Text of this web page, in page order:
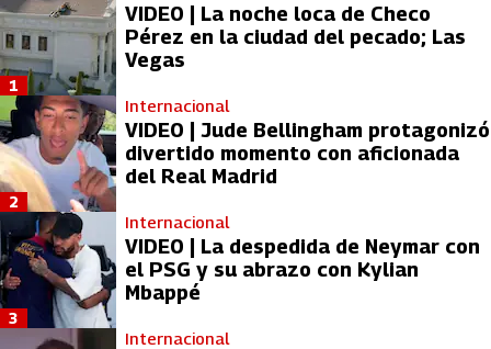
VIDEO | La noche loca de Checo
Pérez en la ciudad del pecado; Las
Vegas
1
Internacional
VIDEO | Jude Bellingham protagonizó
divertido momento con aficionada
del Real Madrid
2
Internacional
VIDEO | La despedida de Neymar con
el PSG y su abrazo con Kylian
Mbappé
3
Internacional